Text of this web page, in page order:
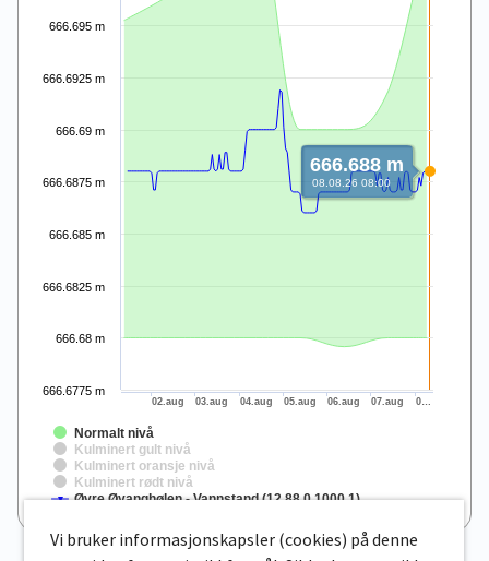
Normalt nivå
Kulminert gult nivå
Kulminert oransje nivå
Kulminert rødt nivå
Øvre Øyanghølen - Vannstand (12.88.0.1000.1)
666.68 m
666.685 m
666.69 m
666.695 m
666.6775 m
666.6825 m
666.6875 m
666.6925 m
02.aug 03.aug 04.aug 05.aug 06.aug 07.aug 0…
666.688 m
08.08.26 08:00
End of interactive chart.
Vi bruker informasjonskapsler (cookies) på denne